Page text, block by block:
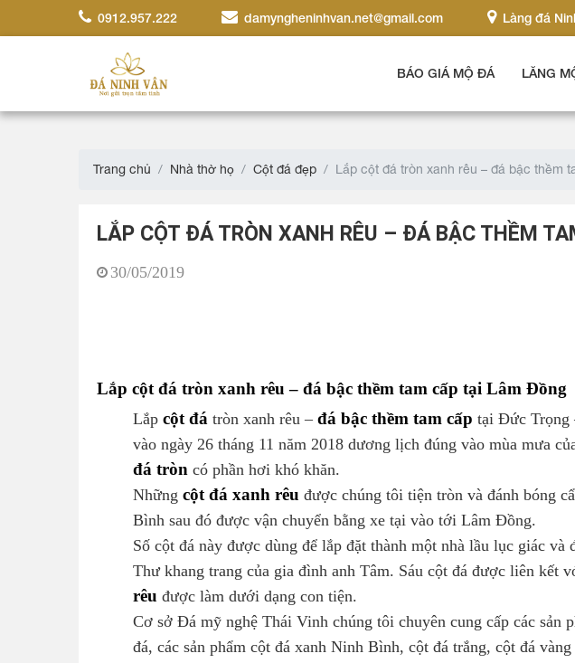
0912.957.222 damyngheninhvan.net@gmail.com Làng đá
BÁO GIÁ MỘ ĐÁ LĂNG
Trang chủ Nhà thờ họ Cột đá đẹp Lắp cột đá tròn xanh rêu – đá bậc thềm
LẮP CỘT ĐÁ TRÒN XANH RÊU – ĐÁ BẬC THỀM
30/05/2019
Lắp cột đá tròn xanh rêu – đá bậc thềm tam cấp tại Lâm Đồng
Lắp cột đá tròn xanh rêu – đá bậc thềm tam cấp tại Đức Trọng
vào ngày 26 tháng 11 năm 2018 dương lịch đúng vào mùa mưa
đá tròn có phần hơi khó khăn.
Những cột đá xanh rêu được chúng tôi tiện tròn và đánh bóng
Bình sau đó được vận chuyển bằng xe tại vào tới Lâm Đồng.
Số cột đá này được dùng để lắp đặt thành một nhà lầu lục giác
Thư khang trang của gia đình anh Tâm. Sáu cột đá được liên kết
rêu được làm dưới dạng con tiện.
Cơ sở Đá mỹ nghệ Thái Vinh chúng tôi chuyên cung cấp các sản
đá, các sản phẩm cột đá xanh Ninh Bình, cột đá trắng, cột đá